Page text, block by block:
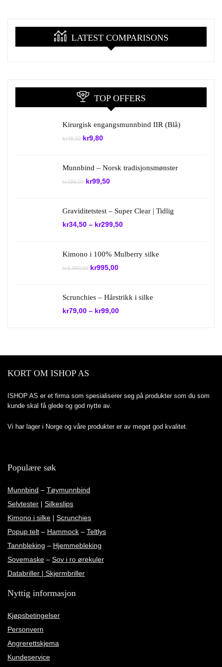
LATEST COMPARISONS
TOP OFFERS
Kirurgisk engangsmunnbind IIR (Blå)
kr49,00 Opprinnelig
kr9,80Nåværende
Munnbind – Norsk tradisjonsmønster
kr199,00 Opprinnelig
kr99,50Nåværende
Graviditetstest – Super Clear | Tidlig
kr34,50 – kr299,50
Kimono i 100% Mulberry silke
kr1.990,00 Opprinnelig
kr995,00Nåværende
Scrunchies – Hårstrikk i silke
kr79,00 – kr99,00
KORT OM ISHOP AS
ISHOP AS er et firma som spesialiserer seg på produkter som du som
kunde skal få glede og god nytte av.
Vi har lager i Norge og våre produkter er av meget god kvalitet.
Populære søk
Munnbind – Tøymunnbind
Selvtester | Silkeslips
Kimono i silke | Scrunchies
Popup telt – Hammock – Teltlys
Tannbleking – Hjemmebleking
Sovemaske – Sov i ro ørekuler
Databriller | Skjermbriller
Nyttig informasjon
Kjøpsbetingelser
Personvern
Angrerettskjema
Kundeservice